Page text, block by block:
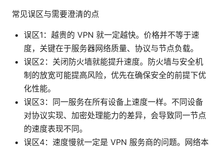
常见误区与需要澄清的点
误区1：越贵的 VPN 就一定越快。价格并不等于速
度，关键在于服务器网络质量、协议与节点负载。
误区2：关闭防火墙就能提升速度。防火墙与安全机
制的放宽可能提高风险，优先在确保安全的前提下优
化性能。
误区3：同一服务在所有设备上速度一样。不同设备
对协议实现、加密处理能力的差异，会导致同一节点
的速度表现不同。
误区4：速度慢就一定是 VPN 服务商的问题。网络本